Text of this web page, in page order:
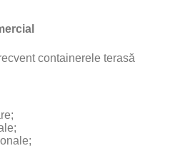
containerele terasă